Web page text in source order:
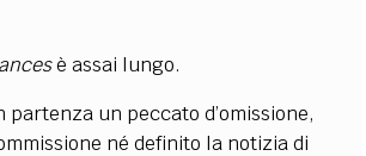
è assai lungo.
partenza un peccato d’omissione,
né definito la notizia di